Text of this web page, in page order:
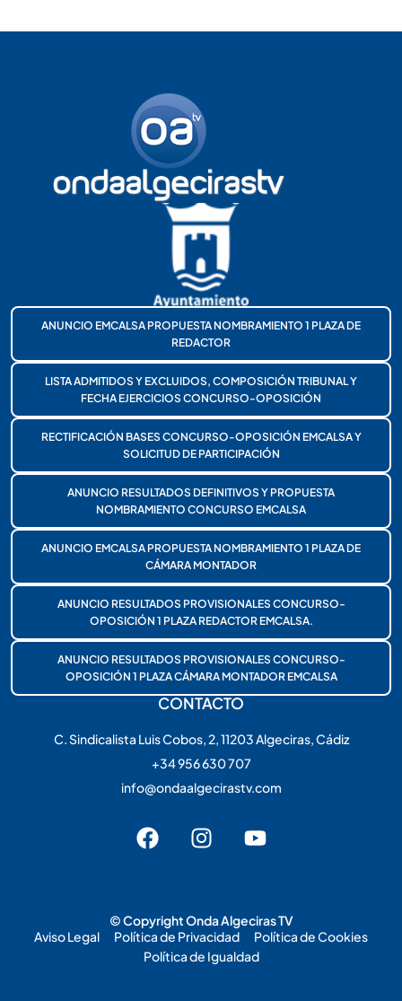
ANUNCIO EMCALSA PROPUESTA NOMBRAMIENTO 1 PLAZA DE
REDACTOR
LISTA ADMITIDOS Y EXCLUIDOS, COMPOSICIÓN TRIBUNAL Y
FECHA EJERCICIOS CONCURSO-OPOSICIÓN
RECTIFICACIÓN BASES CONCURSO-OPOSICIÓN EMCALSA Y
SOLICITUD DE PARTICIPACIÓN
ANUNCIO RESULTADOS DEFINITIVOS Y PROPUESTA
NOMBRAMIENTO CONCURSO EMCALSA
ANUNCIO EMCALSA PROPUESTA NOMBRAMIENTO 1 PLAZA DE
CÁMARA MONTADOR
ANUNCIO RESULTADOS PROVISIONALES CONCURSO-
OPOSICIÓN 1 PLAZA REDACTOR EMCALSA.
ANUNCIO RESULTADOS PROVISIONALES CONCURSO-
OPOSICIÓN 1 PLAZA CÁMARA MONTADOR EMCALSA
CONTACTO
C. Sindicalista Luis Cobos, 2, 11203 Algeciras, Cádiz
+34 956 630 707
info@ondaalgecirastv.com
© Copyright Onda Algeciras TV
Aviso Legal
Política de Privacidad
Política de Cookies
Política de Igualdad